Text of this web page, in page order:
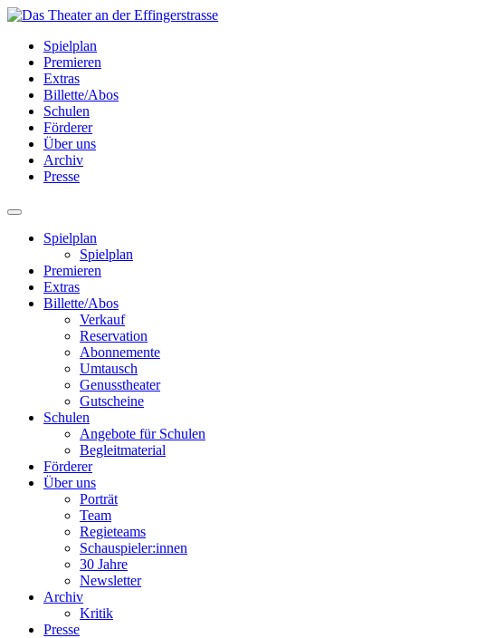
Spielplan
Premieren
Extras
Billette/Abos
Schulen
Förderer
Über uns
Archiv
Presse
Spielplan
Spielplan
Premieren
Extras
Billette/Abos
Verkauf
Reservation
Abonnemente
Umtausch
Genusstheater
Gutscheine
Schulen
Angebote für Schulen
Begleitmaterial
Förderer
Über uns
Porträt
Team
Regieteams
Schauspieler:innen
30 Jahre
Newsletter
Archiv
Kritik
Presse